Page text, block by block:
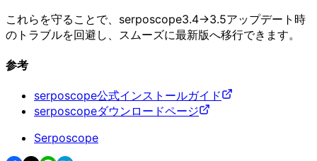
これらを守ることで、serposcope3.4→3.5アップデート時
のトラブルを回避し、スムーズに最新版へ移行できます。
参考
serposcope公式インストールガイド
serposcopeダウンロードページ
Serposcope